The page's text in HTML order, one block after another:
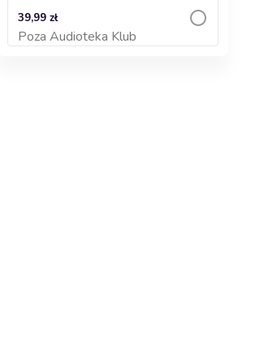
39,99 zł
Poza Audioteka Klub
Dodaj do koszyka